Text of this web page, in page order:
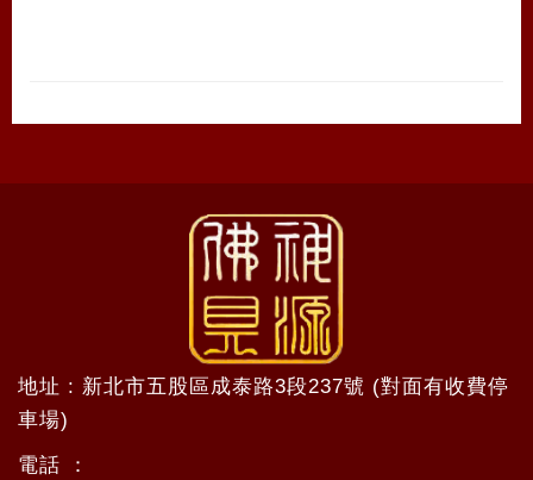
地址 : 新北市五股區成泰路3段237號 (對面有收費停
車場)
電話 ：